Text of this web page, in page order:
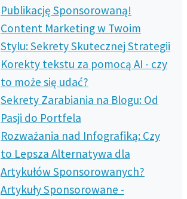
Publikację Sponsorowaną!
Content Marketing w Twoim
Stylu: Sekrety Skutecznej Strategii
Korekty tekstu za pomocą AI - czy
to może się udać?
Sekrety Zarabiania na Blogu: Od
Pasji do Portfela
Rozważania nad Infografiką: Czy
to Lepsza Alternatywa dla
Artykułów Sponsorowanych?
Artykuły Sponsorowane -